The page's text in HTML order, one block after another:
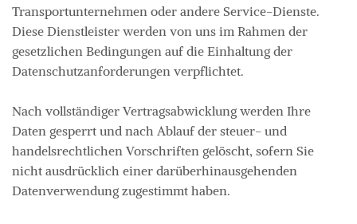
Transportunternehmen oder andere Service-Dienste.
Diese Dienstleister werden von uns im Rahmen der
gesetzlichen Bedingungen auf die Einhaltung der
Datenschutzanforderungen verpflichtet.
Nach vollständiger Vertragsabwicklung werden Ihre
Daten gesperrt und nach Ablauf der steuer- und
handelsrechtlichen Vorschriften gelöscht, sofern Sie
nicht ausdrücklich einer darüberhinausgehenden
Datenverwendung zugestimmt haben.